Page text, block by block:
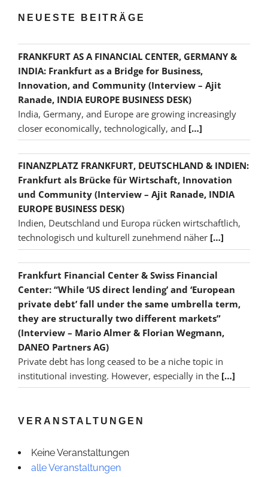
NEUESTE BEITRÄGE
FRANKFURT AS A FINANCIAL CENTER, GERMANY &
INDIA: Frankfurt as a Bridge for Business,
Innovation, and Community (Interview – Ajit
Ranade, INDIA EUROPE BUSINESS DESK)
India, Germany, and Europe are growing increasingly
closer economically, technologically, and […]
FINANZPLATZ FRANKFURT, DEUTSCHLAND & INDIEN:
Frankfurt als Brücke für Wirtschaft, Innovation
und Community (Interview – Ajit Ranade, INDIA
EUROPE BUSINESS DESK)
Indien, Deutschland und Europa rücken wirtschaftlich,
technologisch und kulturell zunehmend näher […]
Frankfurt Financial Center & Swiss Financial
Center: “While ‘US direct lending’ and ‘European
private debt’ fall under the same umbrella term,
they are structurally two different markets”
(Interview – Mario Almer & Florian Wegmann,
DANEO Partners AG)
Private debt has long ceased to be a niche topic in
institutional investing. However, especially in the […]
VERANSTALTUNGEN
Keine Veranstaltungen
alle Veranstaltungen